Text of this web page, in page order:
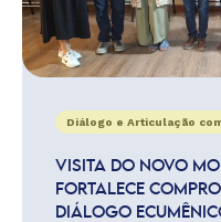
Diálogo e Articulação
VISITA DO NOVO
FORTALECE
DIÁLOGO